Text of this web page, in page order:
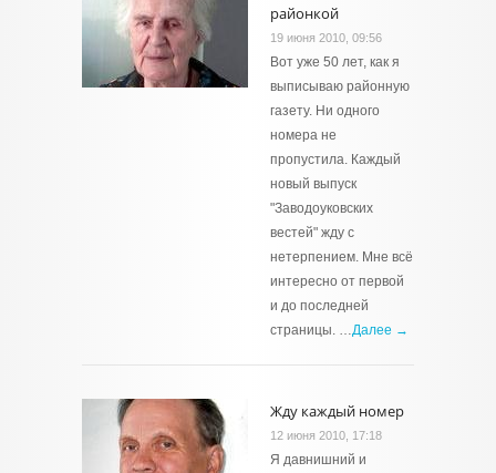
районкой
19 июня 2010, 09:56
Вот уже 50 лет, как я
выписываю районную
газету. Ни одного
номера не
пропустила. Каждый
новый выпуск
"Заводоуковских
вестей" жду с
нетерпением. Мне всё
интересно от первой
и до последней
страницы. …Далее →
Жду каждый номер
12 июня 2010, 17:18
Я давнишний и